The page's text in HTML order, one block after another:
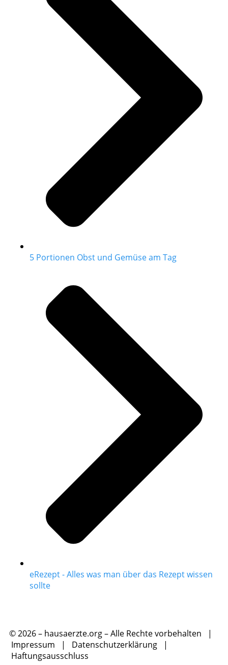
5 Portionen Obst und Gemüse am Tag
eRezept - Alles was man über das Rezept wissen
sollte
© 2026 – hausaerzte.org – Alle Rechte vorbehalten |
Impressum | Datenschutzerklärung |
Haftungsausschluss